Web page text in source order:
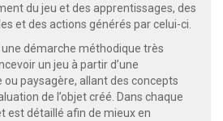
du jeu et des apprentissages, des
et des actions générés par celui-ci.
une démarche méthodique très
un jeu à partir d’une
paysagère, allant des concepts
de l’objet créé. Dans chaque
est détaillé afin de mieux en